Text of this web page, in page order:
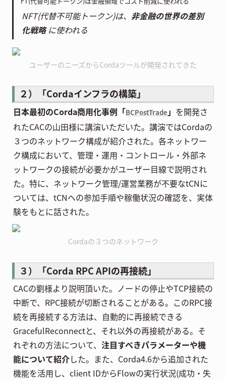
NFT(代替不可能トークン)は、 非金融の世界の差別
化戦略に使われる
ユーザーのニーズからCordaツールが開発されてきた
２）「Cordaインフラの構築」
日本最初のCorda商用化事例「BCPostTrade 」 を開発さ
れたCACの山田様に講演いただいた。講演ではCordaの
３つのネットワーク構成が紹介された。各ネットワー
ク構成において、管理・運用・コントロール・外部ネ
ットワークの接続が必要かがユーザー目線で説明され
た。特に、ネットワーク管理/運営業務が不要なtCNに
ついては、tCNへの参加手順や稼働状況の確認を、実体
験をもとに話された。
Cordaの３つのネットワーク
３）「Corda RPC APIの再接続」
CACの劉様より説明頂いた。ノードの停止やTCP接続の
中断で、RPC接続が切断されることがある。このRPC接
続を再接続する方法は、自動的に再接続できる
GracefulReconnectと、それ以外の再接続がある。そ
れぞれの方法について、 注目すべきパラメーターや機
能について紹介した。また、Corda4.6から追加された
機能を活用し、client IDからFlowの実行状況(成功・失